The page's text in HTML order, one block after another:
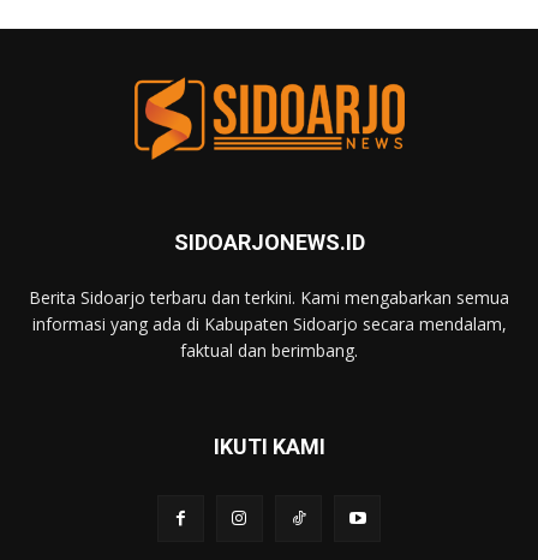
SIDOARJONEWS.ID
Berita Sidoarjo terbaru dan terkini. Kami mengabarkan semua
informasi yang ada di Kabupaten Sidoarjo secara mendalam,
faktual dan berimbang.
IKUTI KAMI